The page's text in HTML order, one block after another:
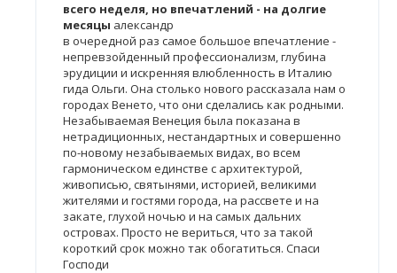
всего неделя, но впечатлений - на долгие
месяцы александр
в очередной раз самое большое впечатление -
непревзойденный профессионализм, глубина
эрудиции и искренняя влюбленность в Италию
гида Ольги. Она столько нового рассказала нам о
городах Венето, что они сделались как родными.
Незабываемая Венеция была показана в
нетрадиционных, нестандартных и совершенно
по-новому незабываемых видах, во всем
гармоническом единстве с архитектурой,
живописью, святынями, историей, великими
жителями и гостями города, на рассвете и на
закате, глухой ночью и на самых дальних
островах. Просто не вериться, что за такой
короткий срок можно так обогатиться. Спаси
Господи